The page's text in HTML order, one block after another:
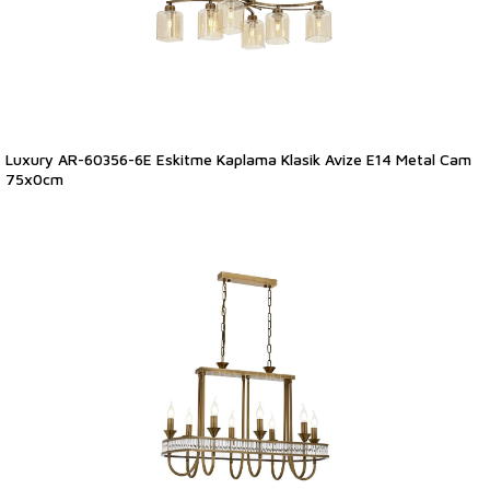
Luxury AR-60356-6E Eskitme Kaplama Klasik Avize E14 Metal Cam
75x0cm